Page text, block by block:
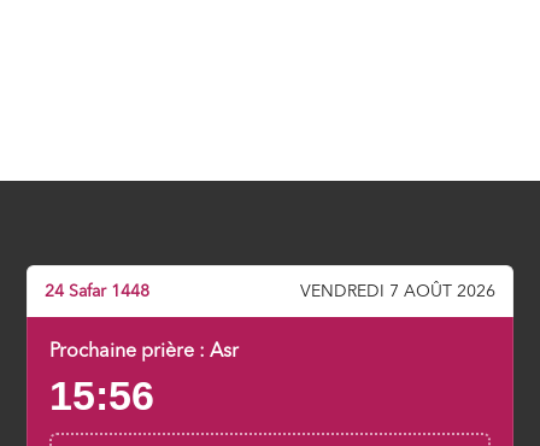
24 Safar 1448 VENDREDI 7 AOÛT 2026
Prochaine prière :Asr
15:56